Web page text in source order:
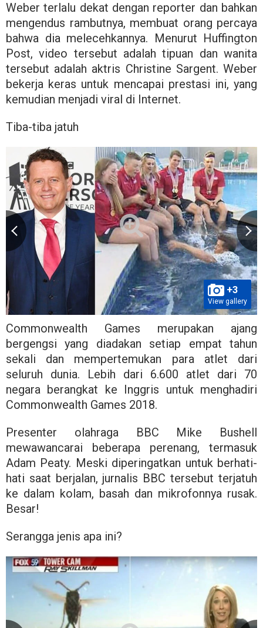
Weber terlalu dekat dengan reporter dan bahkan
mengendus rambutnya, membuat orang percaya
bahwa dia melecehkannya. Menurut Huffington
Post, video tersebut adalah tipuan dan wanita
tersebut adalah aktris Christine Sargent. Weber
bekerja keras untuk mencapai prestasi ini, yang
kemudian menjadi viral di Internet.
Tiba-tiba jatuh
+3
View gallery
Commonwealth Games merupakan ajang
bergengsi yang diadakan setiap empat tahun
sekali dan mempertemukan para atlet dari
seluruh dunia. Lebih dari 6.600 atlet dari 70
negara berangkat ke Inggris untuk menghadiri
Commonwealth Games 2018.
Presenter olahraga BBC Mike Bushell
mewawancarai beberapa perenang, termasuk
Adam Peaty. Meski diperingatkan untuk berhati-
hati saat berjalan, jurnalis BBC tersebut terjatuh
ke dalam kolam, basah dan mikrofonnya rusak.
Besar!
Serangga jenis apa ini?